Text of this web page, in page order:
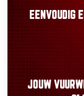
EENVOUDIG
JOUW